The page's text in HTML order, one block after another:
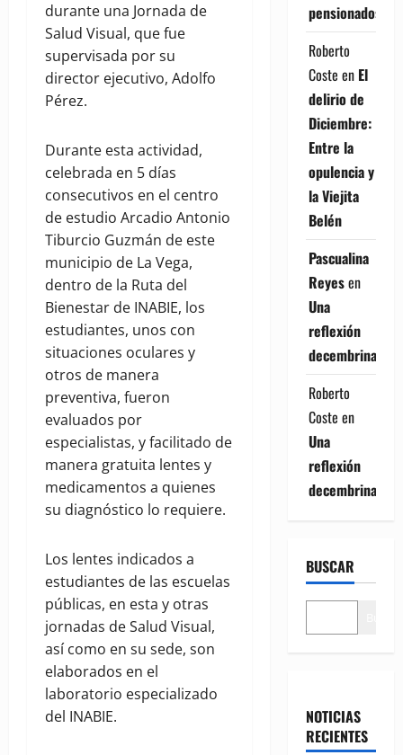
durante una Jornada de
Salud Visual, que fue
supervisada por su
director ejecutivo, Adolfo
Pérez.
Durante esta actividad,
celebrada en 5 días
consecutivos en el centro
de estudio Arcadio Antonio
Tiburcio Guzmán de este
municipio de La Vega,
dentro de la Ruta del
Bienestar de INABIE, los
estudiantes, unos con
situaciones oculares y
otros de manera
preventiva, fueron
evaluados por
especialistas, y facilitado de
manera gratuita lentes y
medicamentos a quienes
su diagnóstico lo requiere.
Los lentes indicados a
estudiantes de las escuelas
públicas, en esta y otras
jornadas de Salud Visual,
así como en su sede, son
elaborados en el
laboratorio especializado
del INABIE.
pensionados
Roberto
Coste en El
delirio de
Diciembre:
Entre la
opulencia y
la Viejita
Belén
Pascualina
Reyesen
Una
reflexión
decembrina
Roberto
Coste en
Una
reflexión
decembrina
BUSCAR
NOTICIAS
RECIENTES